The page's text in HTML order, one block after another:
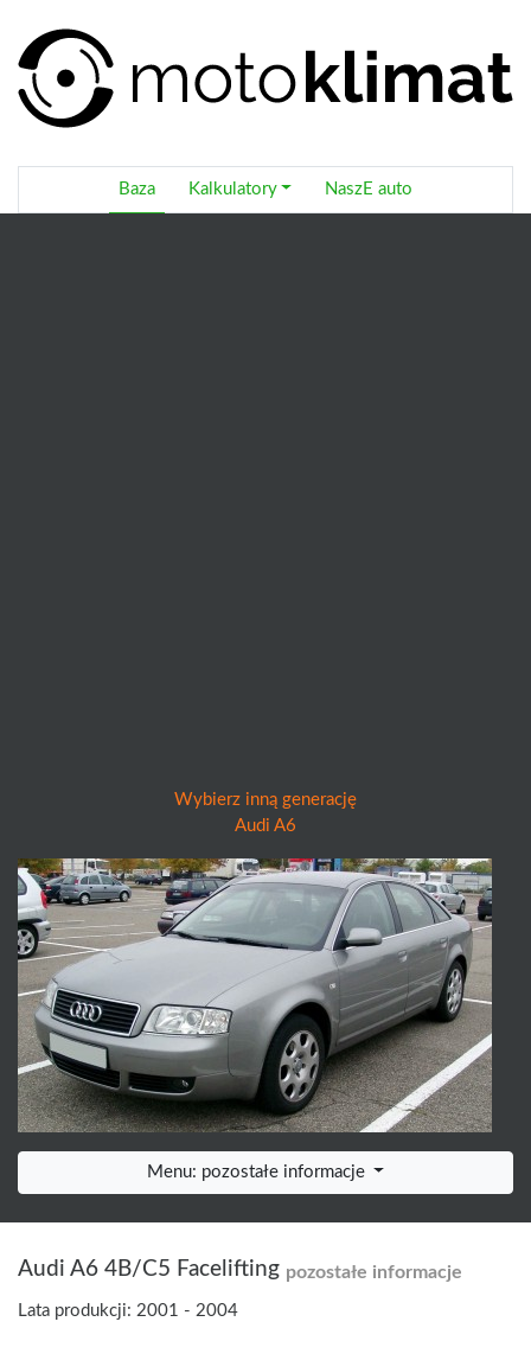
Baza Kalkulatory NaszE auto
Wybierz inną generację
Audi A6
Menu: pozostałe informacje
Audi A6 4B/C5 Facelifting pozostałe informacje
Lata produkcji: 2001 - 2004